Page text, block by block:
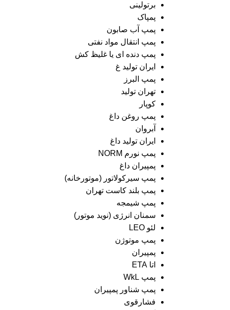
برتولینی
پمپاک
پمپ آب صابون
پمپ انتقال مواد نفتی
پمپ دنده ای یا غلیظ کش
ایران تولید غ
پمپ البرز
تهران تولید
کوپار
پمپ روغن داغ
آبروان
ایران تولید داغ
پمپ نورم NORM
پمپیران داغ
پمپ سیرکولاتور (موتورخانه)
پمپ بلند کاست تهران
پمپ شیمجه
سمنان انرژی (نوید موتور)
لئو LEO
پمپ موتوژن
پمپیران
اتا ETA
پمپ WkL
پمپ شناور پمپیران
فشارقوی